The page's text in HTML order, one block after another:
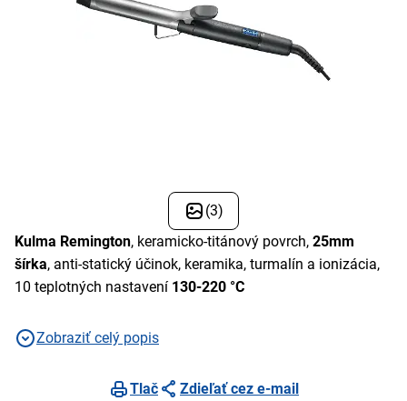
(3)
Kulma Remington, keramicko-titánový povrch, 25mm
šírka, anti-statický účinok, keramika, turmalín a ionizácia,
10 teplotných nastavení 130-220 °C
Zobraziť celý popis
Tlač
Zdieľať cez e-mail